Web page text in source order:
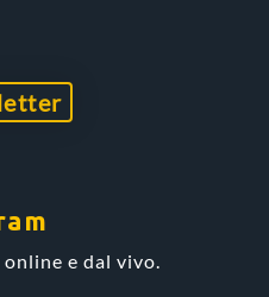
e dal vivo.